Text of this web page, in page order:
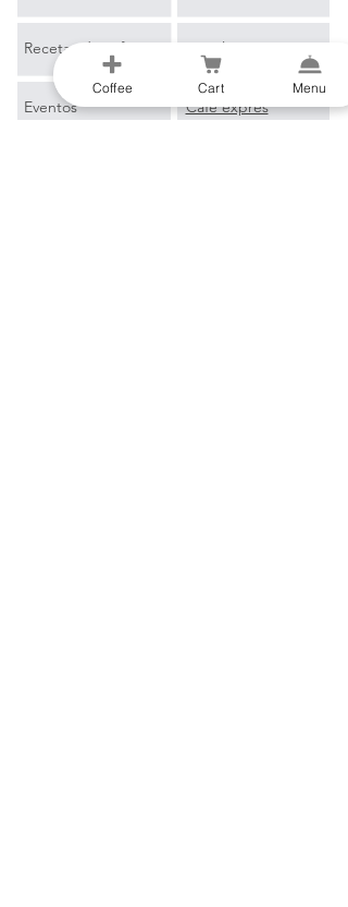
Recetas de café
Eventos
Mezclas
Café exprés
Coffee Cart Menu